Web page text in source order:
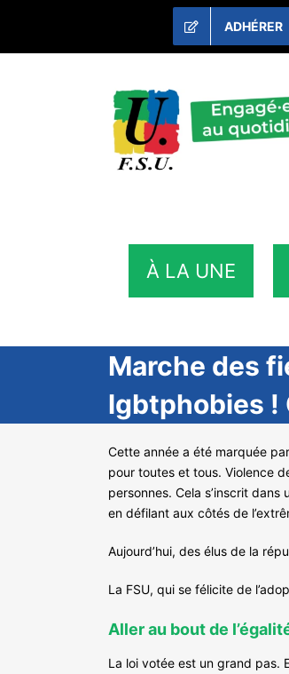
contenu
ADHÉRER
À LA UNE
Marche des
lgbtphobies !
Cette année a été marquée
pour toutes et tous. Violence
personnes. Cela s’inscrit
en défilant aux côtés de
Aujourd’hui, des élus de la
La FSU, qui se félicite de
Aller au bout de
La loi votée est un grand pas.